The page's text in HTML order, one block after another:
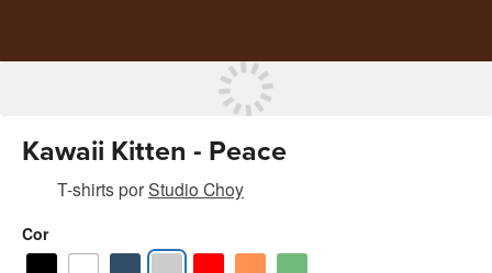
Kawaii Kitten - Peace
T-shirtsporStudio Choy
Cor